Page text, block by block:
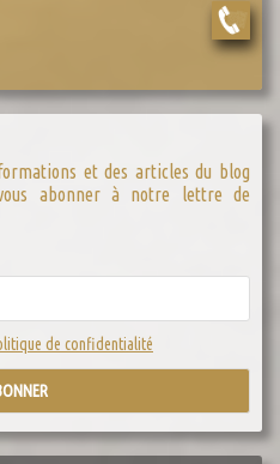
et des articles du blog
abonner à notre lettre de
de confidentialité